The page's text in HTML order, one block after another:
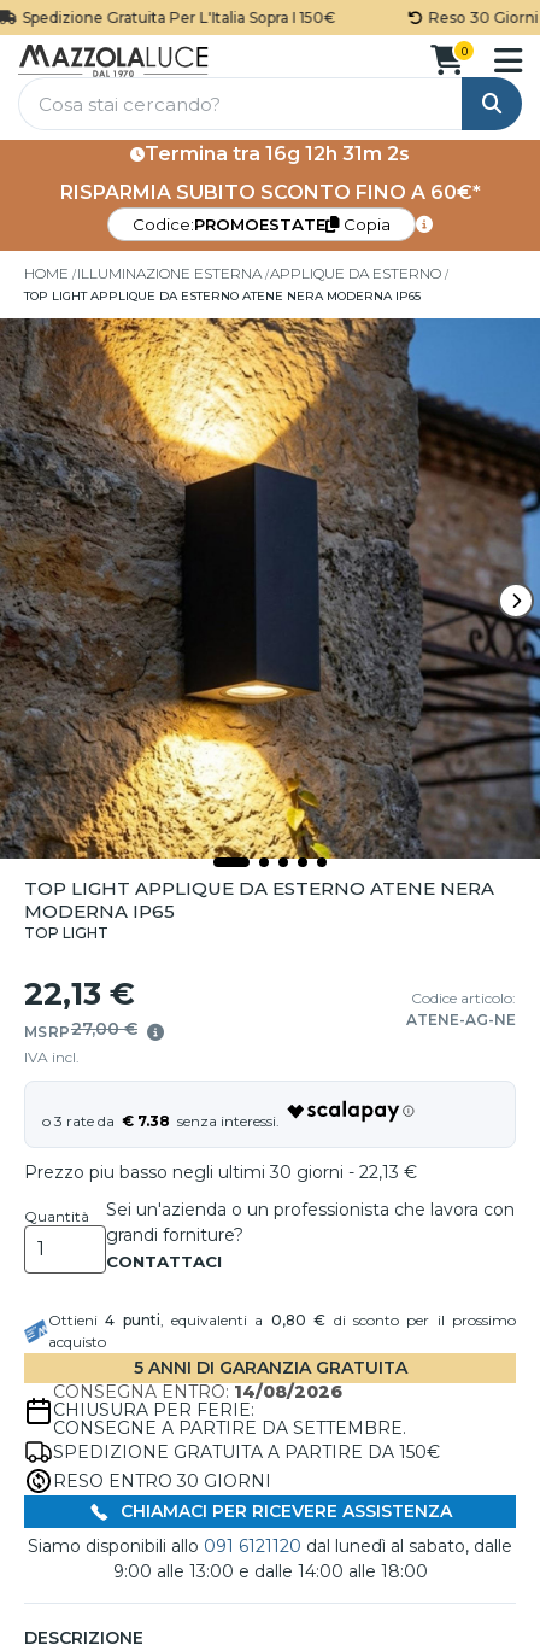
Spedizione Gratuita Per L'Italia Sopra I 150€ Reso 30 Giorni
Cerca
0
Termina tra 16g 12h 31m 2s
RISPARMIA SUBITO SCONTO FINO A 60€*
Codice:PROMOESTATE Copia
HOME ILLUMINAZIONE ESTERNA APPLIQUE DA ESTERNO
TOP LIGHT APPLIQUE DA ESTERNO ATENE NERA MODERNA IP65
TOP LIGHT APPLIQUE DA ESTERNO ATENE NERA
MODERNA IP65
TOP LIGHT
22,13 €
MSRP27,00 €
IVA incl.
Codice articolo:
ATENE-AG-NE
€ 7.38
Prezzo piu basso negli ultimi 30 giorni - 22,13 €
Quantità
Sei un'azienda o un professionista che lavora con
grandi forniture?
Ottieni4 punti, equivalenti a 0,80 € di sconto per il prossimo
acquisto
5 ANNI DI GARANZIA GRATUITA
CONSEGNA ENTRO: 14/08/2026
CHIUSURA PER FERIE:
CONSEGNE A PARTIRE DA SETTEMBRE.
SPEDIZIONE GRATUITA A PARTIRE DA 150€
RESO ENTRO 30 GIORNI
CHIAMACI PER RICEVERE ASSISTENZA
Siamo disponibili allo 091 6121120 dal lunedì al sabato, dalle
9:00 alle 13:00 e dalle 14:00 alle 18:00
DESCRIZIONE